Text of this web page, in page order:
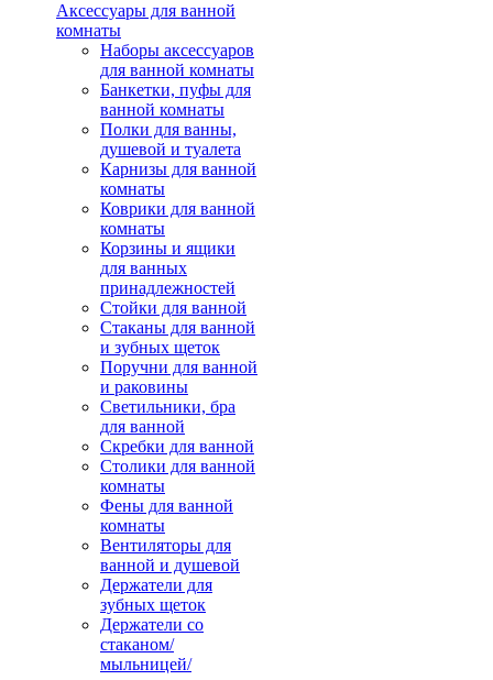
Аксессуары для ванной
комнаты
Наборы аксессуаров
для ванной комнаты
Банкетки, пуфы для
ванной комнаты
Полки для ванны,
душевой и туалета
Карнизы для ванной
комнаты
Коврики для ванной
комнаты
Корзины и ящики
для ванных
принадлежностей
Стойки для ванной
Стаканы для ванной
и зубных щеток
Поручни для ванной
и раковины
Светильники, бра
для ванной
Скребки для ванной
Столики для ванной
комнаты
Фены для ванной
комнаты
Вентиляторы для
ванной и душевой
Держатели для
зубных щеток
Держатели со
стаканом/
мыльницей/